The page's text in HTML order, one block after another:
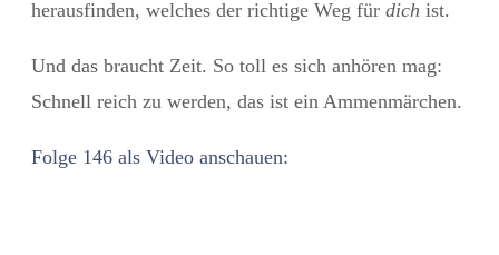
herausfinden, welches der richtige Weg für dich ist.
Und das braucht Zeit. So toll es sich anhören mag:
Schnell reich zu werden, das ist ein Ammenmärchen.
Folge 146 als Video anschauen: